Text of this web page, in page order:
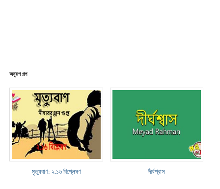
অনুরূপ গল্প
মৃত্যুবাণ: ২.১৬ বিশ্লেষণ দীর্ঘশ্বাস